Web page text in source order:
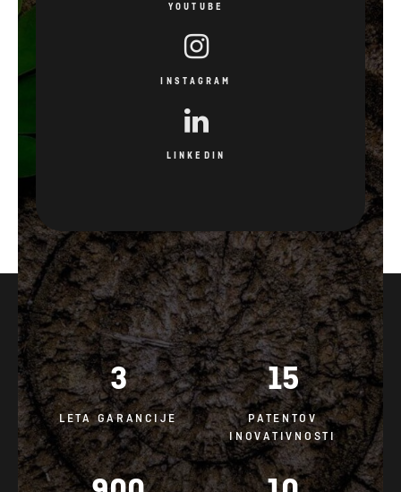
YOUTUBE
INSTAGRAM
LINKEDIN
3
LETA GARANCIJE
15
PATENTOV
INOVATIVNOSTI